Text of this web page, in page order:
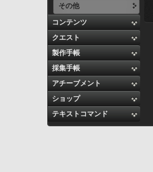
その他
コンテンツ
クエスト
製作手帳
採集手帳
アチーブメント
ショップ
テキストコマンド